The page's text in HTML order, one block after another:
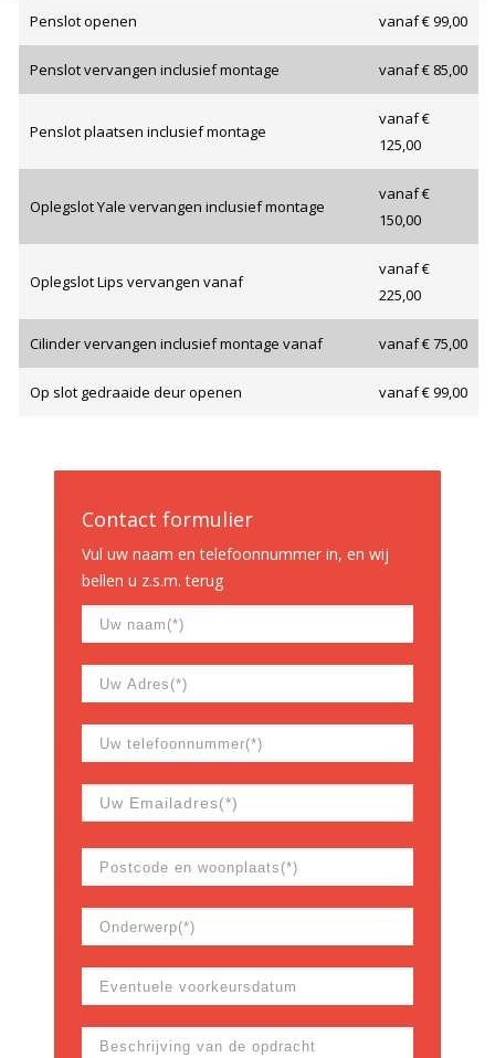
Penslot openen vanaf € 99,00
Penslot vervangen inclusief montage vanaf € 85,00
Penslot plaatsen inclusief montage
vanaf €
125,00
Oplegslot Yale vervangen inclusief montage
vanaf €
150,00
Oplegslot Lips vervangen vanaf
vanaf €
225,00
Cilinder vervangen inclusief montage vanaf vanaf € 75,00
Op slot gedraaide deur openen vanaf € 99,00
Contact formulier
Vul uw naam en telefoonnummer in, en wij
bellen u z.s.m. terug